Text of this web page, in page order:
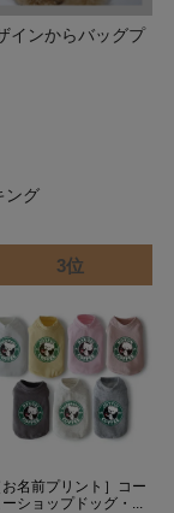
インからバッグプ
ング
3位
お名前プリント］コー
ーショップドッグ・...